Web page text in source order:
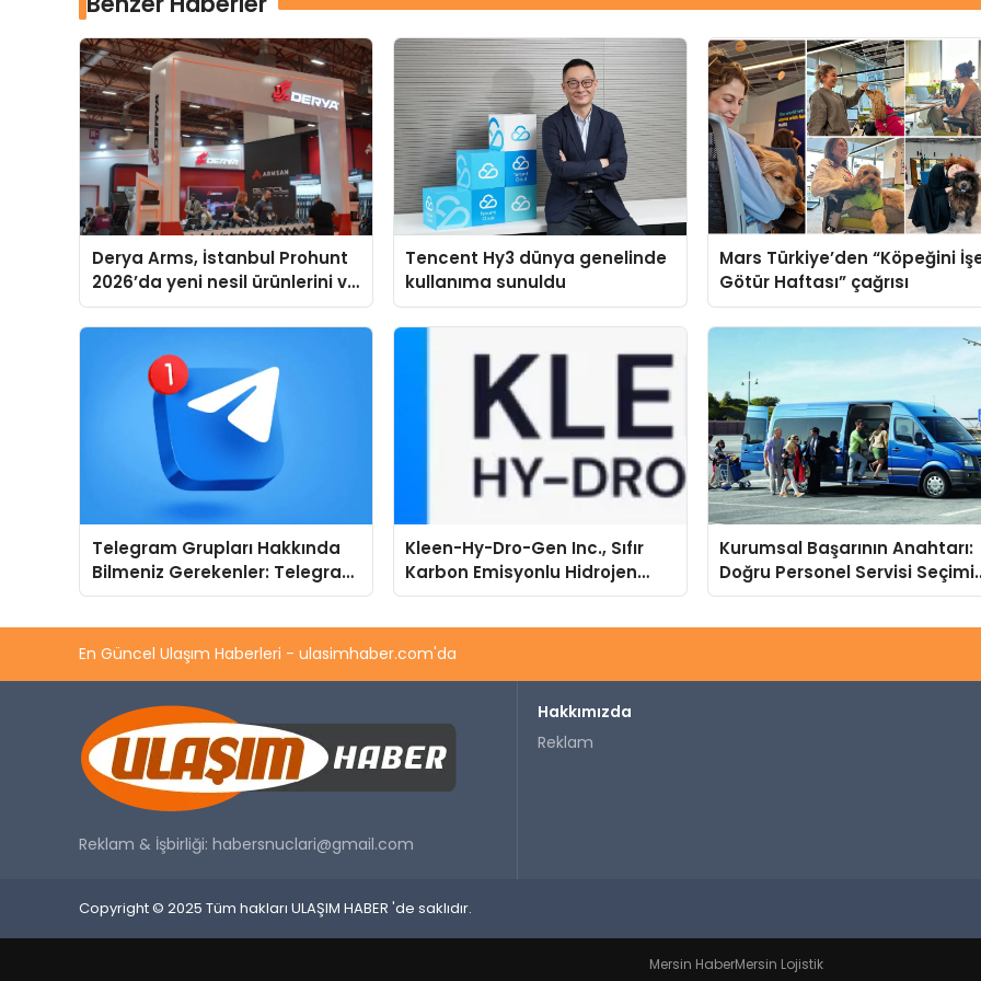
Derya Arms, İstanbul Prohunt
2026’da yeni nesil ürünlerini ve
global marka vizyonunu
sergiledi
Tencent Hy3 dünya genelinde
kullanıma sunuldu
Mars Türkiye’den “Köpeğini
Götür Haftası” çağrısı
Telegram Grupları Hakkında
Bilmeniz Gerekenler: Telegram
Kullanıcıları İçin Kategori Bazlı
Kleen-Hy-Dro-Gen Inc., Sıfır
Karbon Emisyonlu Hidrojen
Isıtma Teknolojisinde ISO ve
Aldı
Kurumsal Başarının Anahtarı:
Doğru Personel Servisi Seçimi
ve Süren Turizm Farkı
En Güncel Ulaşım Haberleri - ulasimhaber.com'da
Reklam & İşbirliği: habersnuclari@gmail.com
Hakkımızda
Reklam
Copyright © 2025 Tüm hakları ULAŞIM HABER 'de saklıdır.
Mersin HaberMersin Lojistik